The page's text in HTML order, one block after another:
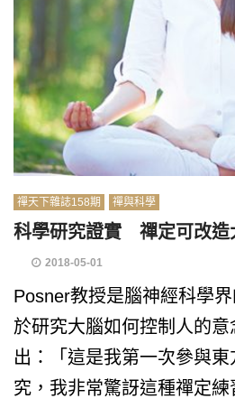
禪天下雜誌158期 禪與科學
科學研究證實 禪定可改造
2018-05-01
Posner教授是腦神經科學
於研究大腦如何控制人的
出：「這是我第一次參與
究，我非常驚訝這種禪定